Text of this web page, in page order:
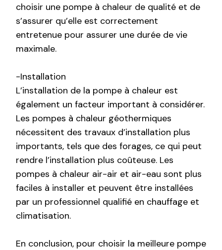
choisir une pompe à chaleur de qualité et de
s’assurer qu’elle est correctement
entretenue pour assurer une durée de vie
maximale.
-Installation
L’installation de la pompe à chaleur est
également un facteur important à considérer.
Les pompes à chaleur géothermiques
nécessitent des travaux d’installation plus
importants, tels que des forages, ce qui peut
rendre l’installation plus coûteuse. Les
pompes à chaleur air-air et air-eau sont plus
faciles à installer et peuvent être installées
par un professionnel qualifié en chauffage et
climatisation.
En conclusion, pour choisir la meilleure pompe